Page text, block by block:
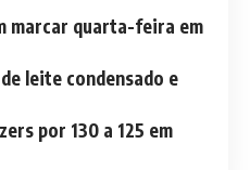
marcar quarta-feira em
leite condensado e
por 130 a 125 em